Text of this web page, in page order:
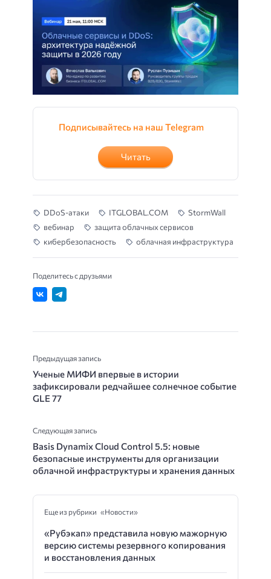
Подписывайтесь на наш Telegram
Читать
DDoS-атаки ITGLOBAL.COM
StormWall
вебинар
защита облачных сервисов
кибербезопасность
облачная инфраструктура
Поделитесь с друзьями
Предыдущая запись
Ученые МИФИ впервые в истории
зафиксировали редчайшее солнечное событие
GLE 77
Следующая запись
Basis Dynamix Cloud Control 5.5: новые
безопасные инструменты для организации
облачной инфраструктуры и хранения данных
Еще из рубрики «Новости»
«Рубэкап» представила новую мажорную
версию системы резервного копирования
и восстановления данных